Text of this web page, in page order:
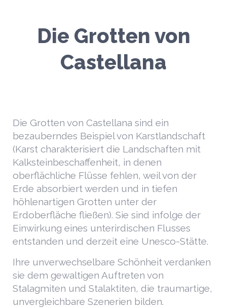
Die Grotten von
Castellana
Die Grotten von Castellana sind ein
bezauberndes Beispiel von Karstlandschaft
(Karst charakterisiert die Landschaften mit
Kalksteinbeschaffenheit, in denen
oberflächliche Flüsse fehlen, weil von der
Erde absorbiert werden und in tiefen
höhlenartigen Grotten unter der
Erdoberfläche fließen). Sie sind infolge der
Einwirkung eines unterirdischen Flusses
entstanden und derzeit eine Unesco-Stätte.
Ihre unverwechselbare Schönheit verdanken
sie dem gewaltigen Auftreten von
Stalagmiten und Stalaktiten, die traumartige,
unvergleichbare Szenerien bilden.